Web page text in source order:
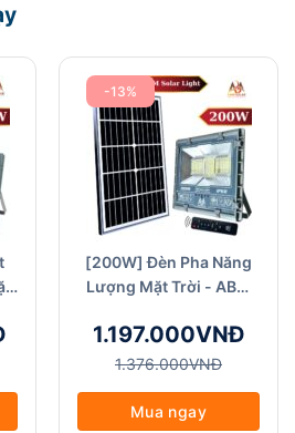
mang lại nhiều lợi ích cho
-13%
[200W] Đèn Pha Năng
Lượng Mặt Trời - ABM
Đèn chiếu sáng sân
vườn, Chống Nước
Đúc Nguyên Khối
1.197.000VNĐ
1.376.000VNĐ
Mua ngay